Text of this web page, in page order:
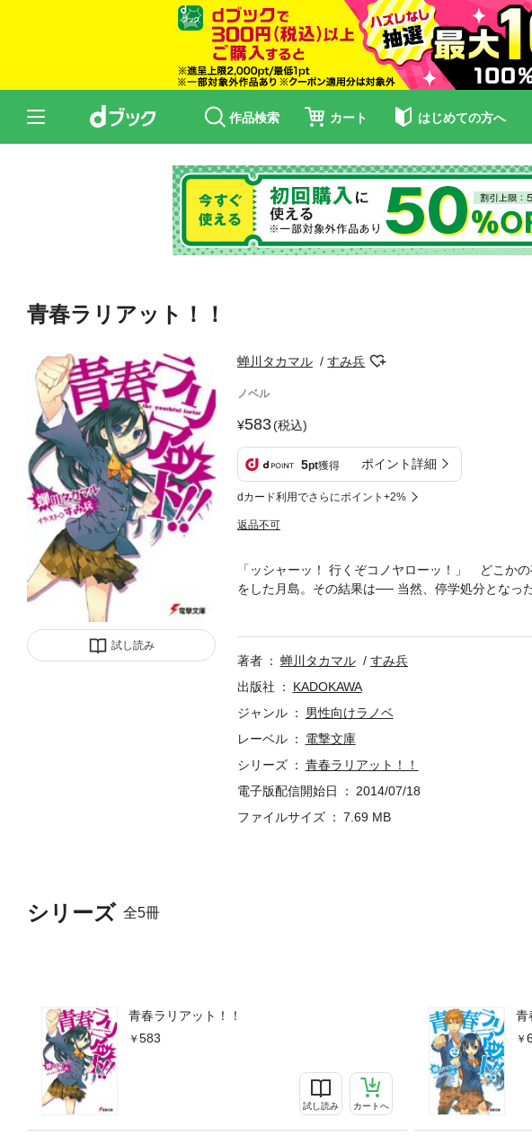
作品検索 カート はじめての方へ
青春ラリアット！！
試し読み
蝉川タカマル すみ兵
ノベル
583(税込)
5pt獲得 ポイント詳細
dカード利用でさらにポイント+2%
返品不可
シリーズ 全5冊
青春ラリアット！！
583
試し読み カートへ
青
「ッシャーッ！ 行くぞコノヤローッ！」 どこか
をした月島。その結果は── 当然、停学処分となっ
の宮本である。失恋し、なおかつ停学のダブルパ
ンラヴ”なのに驚きつつ、自分に対してはなぜか横
雲嵐を巻き起こす事になり!?
著者 蝉川タカマル
すみ兵
出版社
KADOKAWA
ジャンル
男性向けラノベ
レーベル
電撃文庫
シリーズ
青春ラリアット！！
電子版配信開始日
2014/07/18
ファイルサイズ
7.69 MB